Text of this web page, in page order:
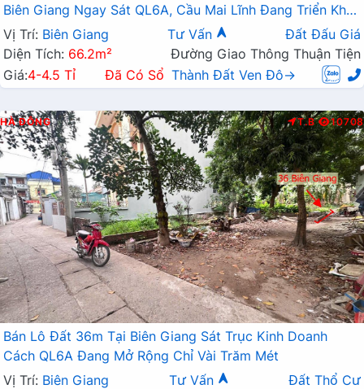
Biên Giang Ngay Sát QL6A, Cầu Mai Lĩnh Đang Triển Khai
Mở Rộng
Vị Trí: Biên Giang Tư Vấn
Đất Đấu Giá
Diện Tích: 66.2m²
Đường Giao Thông Thuận Tiện
Giá:4-4.5 Tỉ Đã Có Sổ Thành Đất Ven Đô→
HÀ ĐÔNG T.B 10708
Bán Lô Đất 36m Tại Biên Giang Sát Trục Kinh Doanh
Cách QL6A Đang Mở Rộng Chỉ Vài Trăm Mét
Vị Trí: Biên Giang Tư Vấn
Đất Thổ Cư